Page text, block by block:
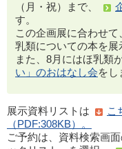
（月・祝）まで、
す。
この企画展に合わせ
乳類についての本を展
また、8月にはほ乳類
い」のおはなし会をし
展示資料リストは
こ
（PDF:308KB）。
ご予約は、資料検索画